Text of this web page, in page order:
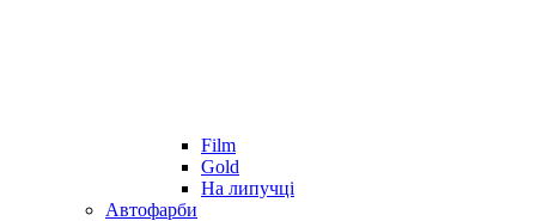
Film
Gold
На липучці
Автофарби